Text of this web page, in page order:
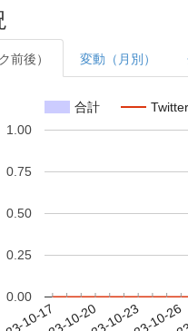
前後） 変動（月別）
合計
0.00
0.25
0.50
0.75
1.00